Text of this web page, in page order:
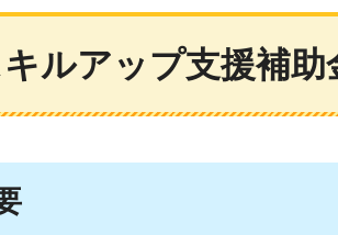
ルアップ支援補助